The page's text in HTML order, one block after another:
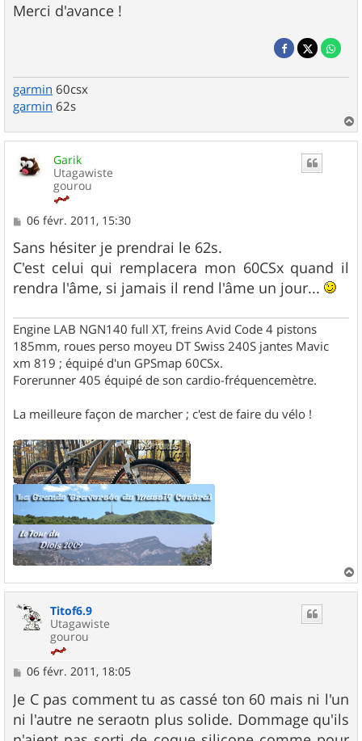
Merci d'avance !
garmin 60csx
garmin 62s
a
u
Garik
Utagawiste
gourou
M
s
s
a
g
e
06 févr. 2011, 15:30
Sans hésiter je prendrai le 62s.
C'est celui qui remplacera mon 60CSx quand il
rendra l'âme, si jamais il rend l'âme un jour...
Engine LAB NGN140 full XT, freins Avid Code 4 pistons
185mm, roues perso moyeu DT Swiss 240S jantes Mavic
xm 819 ; équipé d'un GPSmap 60CSx.
Forerunner 405 équipé de son cardio-fréquencemètre.
La meilleure façon de marcher ; c'est de faire du vélo !
a
Titof6.9
Utagawiste
gourou
M
s
s
a
g
06 févr. 2011, 18:05
Je C pas comment tu as cassé ton 60 mais ni l'un
ni l'autre ne seraotn plus solide. Dommage qu'ils